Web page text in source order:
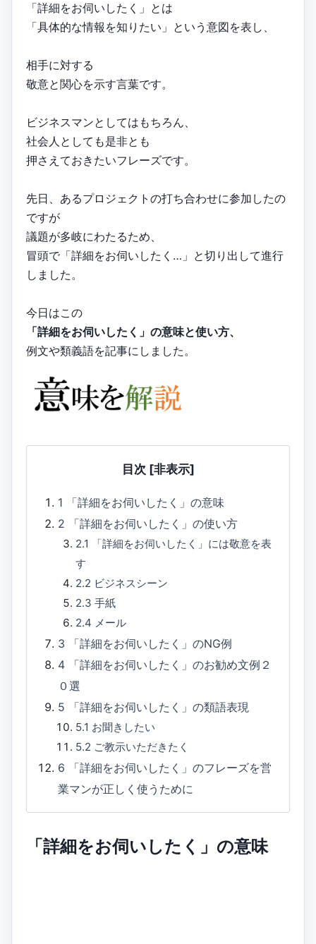
「詳細をお伺いしたく」とは
「具体的な情報を知りたい」という意図を表し、
相手に対する
敬意と関心を示す言葉です。
ビジネスマンとしてはもちろん、
社会人としても是非とも
押さえておきたいフレーズです。
先日、あるプロジェクトの打ち合わせに参加したの
ですが
議題が多岐にわたるため、
冒頭で「詳細をお伺いしたく…」と切り出して進行
しました。
今日はこの
「詳細をお伺いしたく」の意味と使い方、
例文や類義語を記事にしました。
目次 [非表示]
1
「詳細をお伺いしたく」の意味
2
「詳細をお伺いしたく」の使い方
2.1
「詳細をお伺いしたく」には敬意を表
す
2.2 ビジネスシーン
2.3 手紙
2.4 メール
3
「詳細をお伺いしたく」のNG例
4
「詳細をお伺いしたく」のお勧め文例２
０選
5
「詳細をお伺いしたく」の類語表現
5.1 お聞きしたい
5.2 ご教示いただきたく
6
「詳細をお伺いしたく」のフレーズを営
業マンが正しく使うために
「詳細をお伺いしたく」の意味